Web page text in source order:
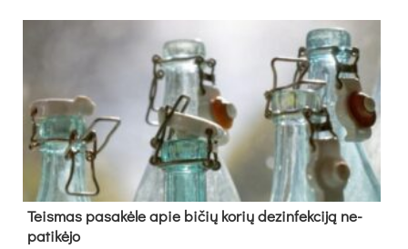
Teis­mas pa­sa­kė­le apie bi­čių ko­rių de­zin­fek­ci­ją ne­
pa­ti­kė­jo